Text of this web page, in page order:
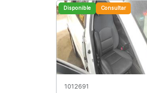
Disponible Consultar
1012691